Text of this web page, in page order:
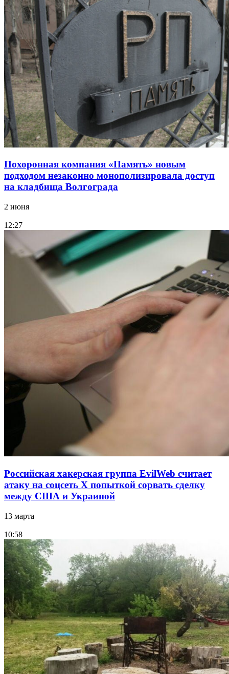
Похоронная компания «Память» новым
подходом незаконно монополизировала доступ
на кладбища Волгограда
2 июня
12:27
Российская хакерская группа EvilWeb считает
атаку на соцсеть Х попыткой сорвать сделку
между США и Украиной
13 марта
10:58